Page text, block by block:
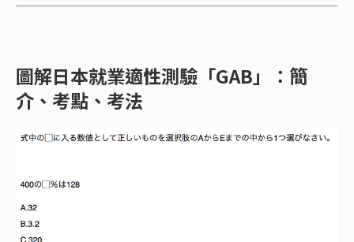
圖解日本就業適性測驗「GAB」：簡
介、考點、考法